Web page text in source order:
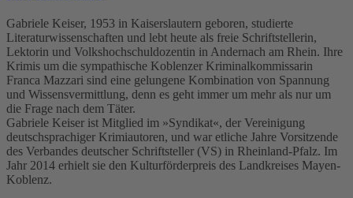
Gabriele Keiser, 1953 in Kaiserslautern geboren, studierte
Literaturwissenschaften und lebt heute als freie Schriftstellerin,
Lektorin und Volkshochschuldozentin in Andernach am Rhein. Ihre
Krimis um die sympathische Koblenzer Kriminalkommissarin
Franca Mazzari sind eine gelungene Kombination von Spannung
und Wissensvermittlung, denn es geht immer um mehr als nur um
die Frage nach dem Täter.
Gabriele Keiser ist Mitglied im »Syndikat«, der Vereinigung
deutschsprachiger Krimiautoren, und war etliche Jahre Vorsitzende
des Verbandes deutscher Schriftsteller (VS) in Rheinland-Pfalz. Im
Jahr 2014 erhielt sie den Kulturförderpreis des Landkreises Mayen-
Koblenz.